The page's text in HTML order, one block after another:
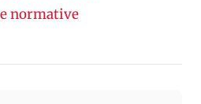
normative